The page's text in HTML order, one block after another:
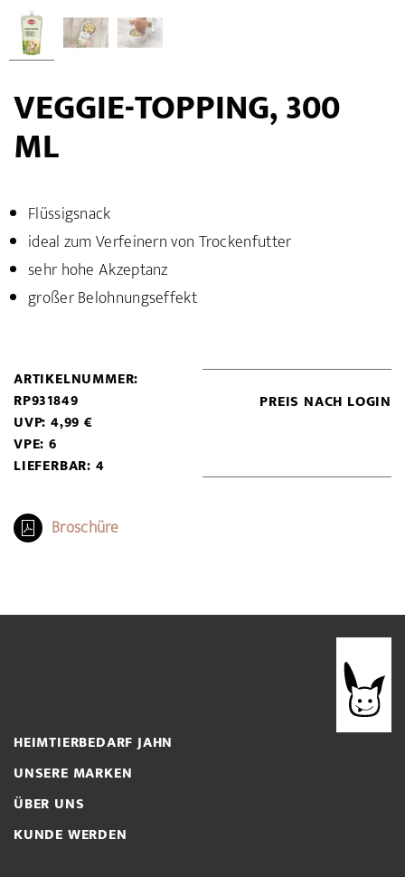
VEGGIE-TOPPING, 300
ML
Flüssigsnack
ideal zum Verfeinern von Trockenfutter
sehr hohe Akzeptanz
großer Belohnungseffekt
ARTIKELNUMMER:
RP931849
UVP: 4,99 €
VPE: 6
LIEFERBAR: 4
PREIS NACH LOGIN
Broschüre
HEIMTIERBEDARF JAHN
UNSERE MARKEN
ÜBER UNS
KUNDE WERDEN